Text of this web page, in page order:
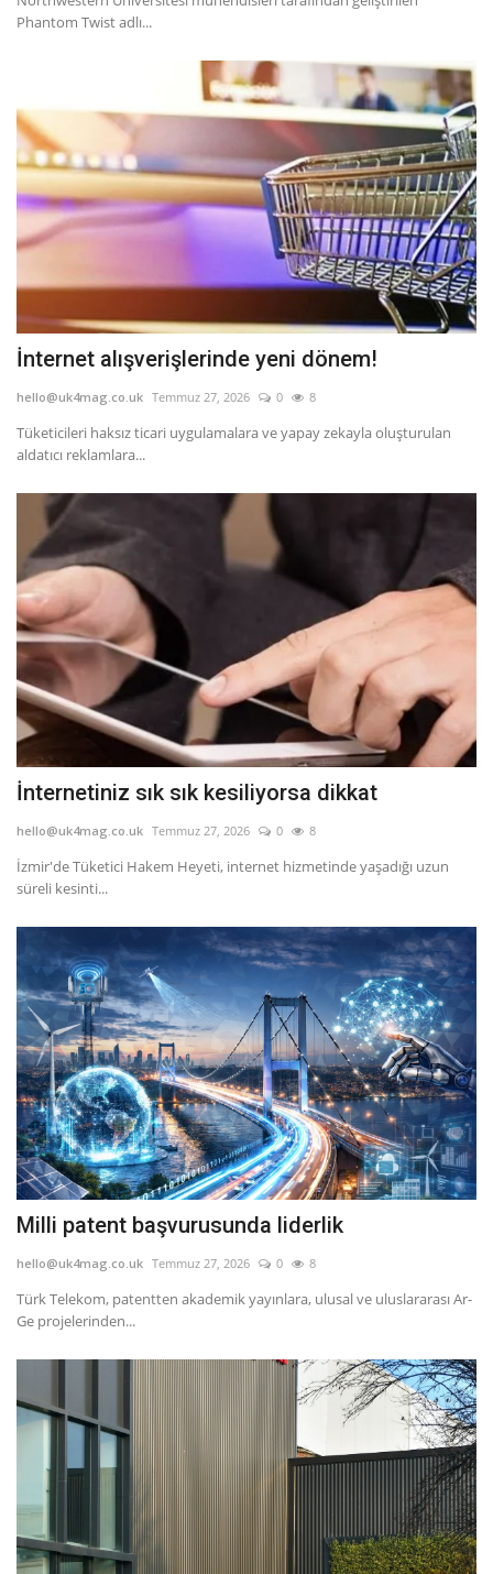
Phantom Twist adlı...
İnternet alışverişlerinde yeni dönem!
hello@uk4mag.co.uk Temmuz 27, 2026 0 8
Tüketicileri haksız ticari uygulamalara ve yapay zekayla oluşturulan
aldatıcı reklamlara...
İnternetiniz sık sık kesiliyorsa dikkat
hello@uk4mag.co.uk Temmuz 27, 2026 0 8
İzmir'de Tüketici Hakem Heyeti, internet hizmetinde yaşadığı uzun
süreli kesinti...
Milli patent başvurusunda liderlik
hello@uk4mag.co.uk Temmuz 27, 2026 0 8
Türk Telekom, patentten akademik yayınlara, ulusal ve uluslararası Ar-
Ge projelerinden...